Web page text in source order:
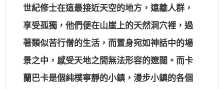
世紀修士在這最接近天空的地方，遠離人群，
享受孤獨，他們便在山崖上的天然洞穴裡，過
著類似苦行僧的生活，而置身宛如神話中的場
景之中，感受天地之間無法形容的遼闊。而卡
蘭巴卡是個純樸寧靜的小鎮，漫步小鎮的各個